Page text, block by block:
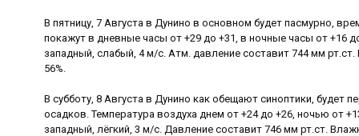
В пятницу, 7 Августа в Дунино в основном будет пасмурно,
покажут в дневные часы от +29 до +31, в ночные часы от +16
западный, слабый, 4 м/с. Атм. давление составит 744 мм
56%.
В субботу, 8 Августа в Дунино как обещают синоптики, будет
осадков. Температура воздуха днем от +24 до +26, ночью от
западный, лёгкий, 3 м/с. Давление составит 746 мм рт.ст.